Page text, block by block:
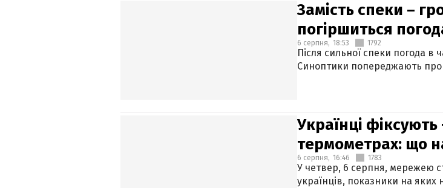
Замість спеки –
погіршиться
6 серпня, 18:53 1792
Після сильної спеки погода в
Синоптики попереджають про
Українці
термометрах: що
6 серпня, 16:46 1783
У четвер, 6 серпня, мережею
українців, показники на яких